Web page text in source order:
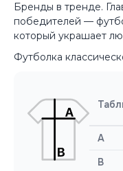
Бренды в тренде.
победителей —
который украшает
Футболка
A
B